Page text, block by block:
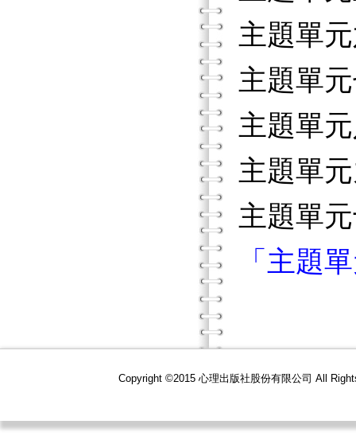
主題單
主題單
主題單
主題單
主題單
「主題
Copyright ©2015 心理出版社股份有限公司 All